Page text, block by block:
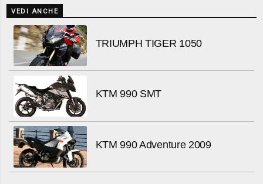
VEDI ANCHE
TRIUMPH TIGER 1050
KTM 990 SMT
KTM 990 Adventure 2009